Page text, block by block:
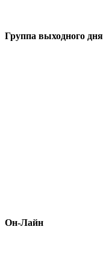
Группа выходного дня
Он-Лайн